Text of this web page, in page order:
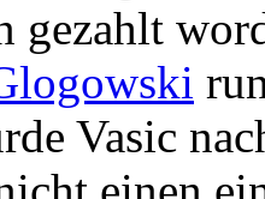
gezahlt
Vasic